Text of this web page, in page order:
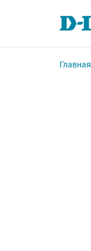
Главная